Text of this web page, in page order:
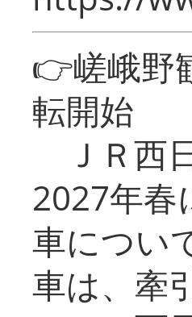
👉嵯峨野
転開始
ＪＲ西
2027年春
車につい
車は、牽